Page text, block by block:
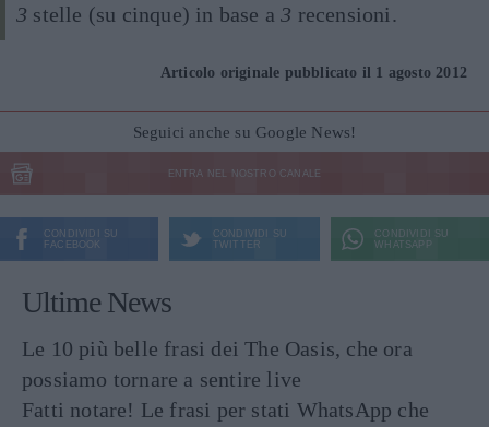
3 stelle (su cinque) in base a3 recensioni.
Articolo originale pubblicato il 1 agosto 2012
Seguici anche su Google News!
ENTRA NEL NOSTRO CANALE
CONDIVIDI SU
FACEBOOK
CONDIVIDI SU
TWITTER
CONDIVIDI SU
WHATSAPP
Ultime News
Le 10 più belle frasi dei The Oasis, che ora
possiamo tornare a sentire live
Fatti notare! Le frasi per stati WhatsApp che